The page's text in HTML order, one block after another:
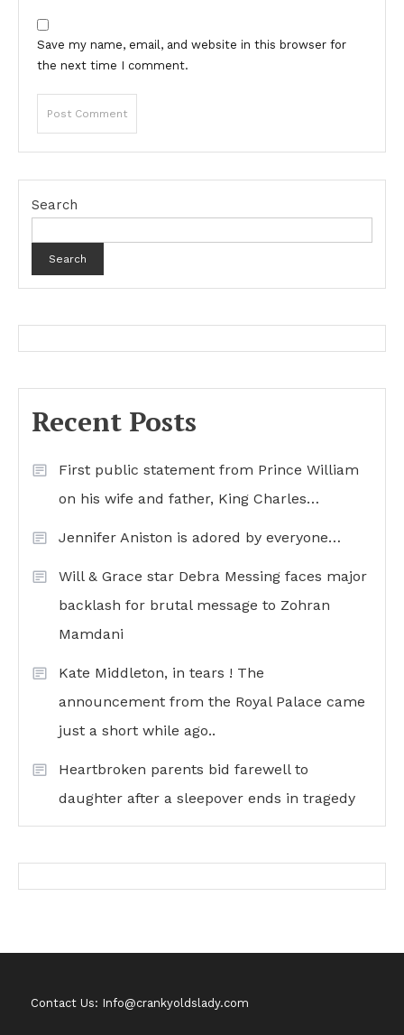
Save my name, email, and website in this browser for
the next time I comment.
Search
Search
Recent Posts
First public statement from Prince William
on his wife and father, King Charles…
Jennifer Aniston is adored by everyone…
Will & Grace star Debra Messing faces major
backlash for brutal message to Zohran
Mamdani
Kate Middleton, in tears ! The
announcement from the Royal Palace came
just a short while ago..
Heartbroken parents bid farewell to
daughter after a sleepover ends in tragedy
Contact Us: Info@crankyoldslady.com